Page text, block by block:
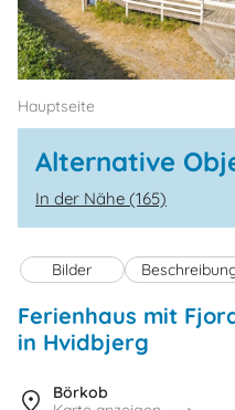
Hauptseite
Alternative
In der Nähe (165)
Bilder
Ferienhaus mit
in Hvidbjerg
Börkob